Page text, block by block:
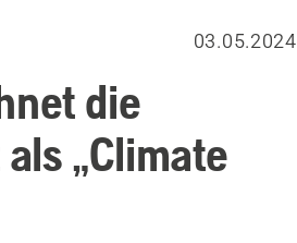
03.05.2024
die
„Climate